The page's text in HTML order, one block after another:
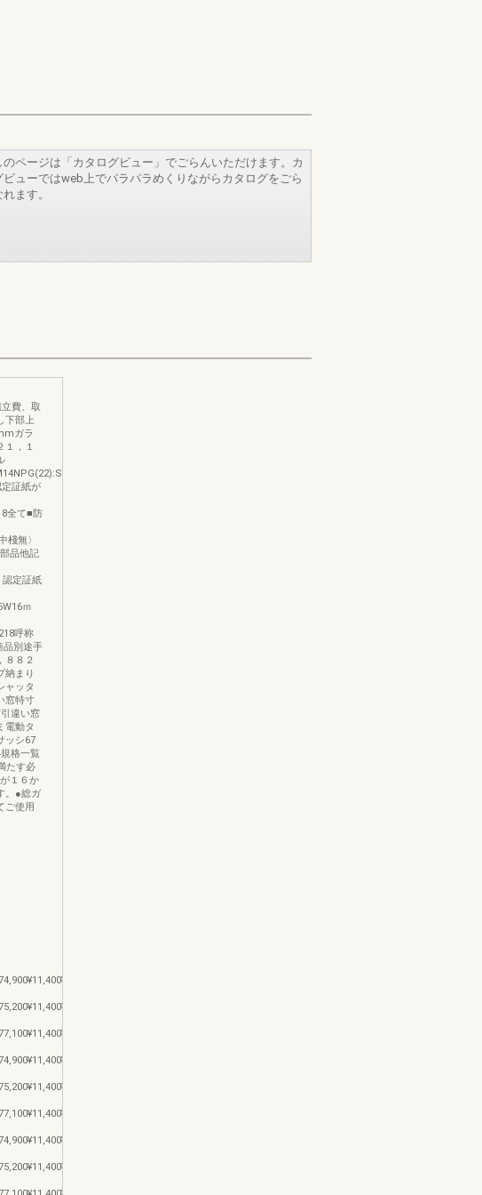
のページは「カタログビュー」でごらんいただけます。カ
ビューではweb上でパラパラめくりながらカタログをごら
ます。
費、取
下部上
ガラ
１，１
証紙が
全て■防
棧無〉
品他記
認定証紙
ｍ
呼称
品別途手
８８２
納まり
ャッタ
窓特寸
違い窓
電動タ
ッシ67
格一覧
たす必
１６か
。●総ガ
ご使用